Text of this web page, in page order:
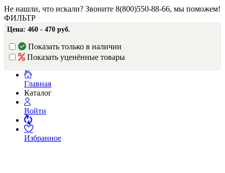
Не нашли, что искали? Звоните 8(800)550-88-66, мы поможем!
ФИЛЬТР
Цена: 460 - 470 руб.
Показать только в наличии
Показать уценённые товары
Главная
Каталог
Войти
Избранное